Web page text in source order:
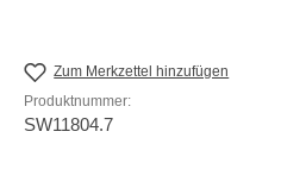
Zum Merkzettel hinzufügen
Produktnummer:
SW11804.7